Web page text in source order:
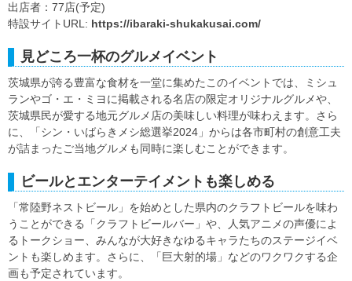
出店者：77店(予定)
特設サイトURL: https://ibaraki-shukakusai.com/
見どころ一杯のグルメイベント
茨城県が誇る豊富な食材を一堂に集めたこのイベントでは、ミシュ
ランやゴ・エ・ミヨに掲載される名店の限定オリジナルグルメや、
茨城県民が愛する地元グルメ店の美味しい料理が味わえます。さら
に、「シン・いばらきメシ総選挙2024」からは各市町村の創意工夫
が詰まったご当地グルメも同時に楽しむことができます。
ビールとエンターテイメントも楽しめる
「常陸野ネストビール」を始めとした県内のクラフトビールを味わ
うことができる「クラフトビールバー」や、人気アニメの声優によ
るトークショー、みんなが大好きなゆるキャラたちのステージイベ
ントも楽しめます。さらに、「巨大射的場」などのワクワクする企
画も予定されています。